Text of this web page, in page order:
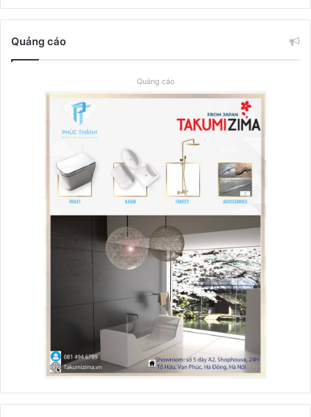
Quảng cáo
Quảng cáo